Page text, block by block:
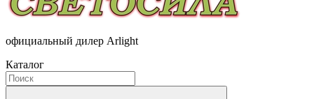
официальный дилер Arlight
Каталог